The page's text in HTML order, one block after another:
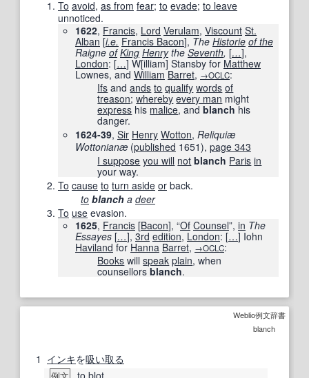
To avoid, as from fear; to evade; to leave
unnoticed.
1622, Francis, Lord Verulam, Viscount St.
Alban [i.e. Francis Bacon], The Historie of the
Raigne of King Henrythe Seventh, […],
London: […] W[illiam] Stansby for Matthew
Lownes, and William Barret, →OCLC:
Ifs andands to qualify words of
treason;whereby every man might
express his malice, andblanch his
danger.
1624-39, Sir Henry Wotton, Reliquiæ
Wottonianæ (published 1651), page 343
I suppose you will not blanch Paris in
your way.
To cause to turn aside or back.
to blanch a deer
To use evasion.
1625, Francis [Bacon], “Of Counsel”, in The
Essayes […], 3rd edition, London: […] Iohn
Haviland for Hanna Barret, →OCLC:
Books willspeak plain, when
counsellorsblanch.
Weblio例文辞書
blanch
1 インキを吸い取る